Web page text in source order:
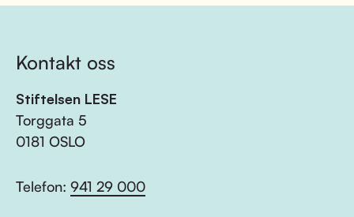
Kontakt oss
Stiftelsen LESE
Torggata 5
0181 OSLO
Telefon: 941 29 000